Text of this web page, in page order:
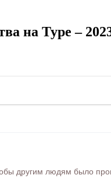
на Туре –
другим людям было